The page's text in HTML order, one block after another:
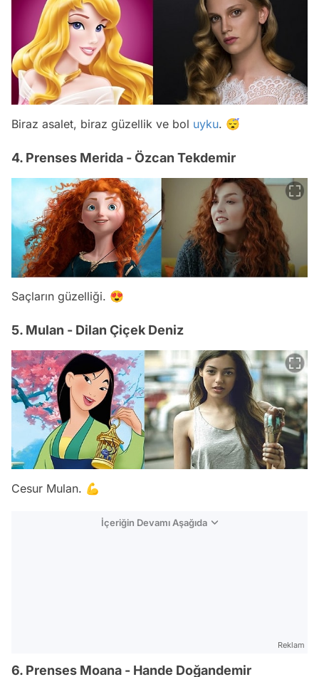
Biraz asalet, biraz güzellik ve bol uyku. 😴
4. Prenses Merida - Özcan Tekdemir
Saçların güzelliği. 😍
5. Mulan - Dilan Çiçek Deniz
Cesur Mulan. 💪
İçeriğin Devamı Aşağıda
Reklam
6. Prenses Moana - Hande Doğandemir